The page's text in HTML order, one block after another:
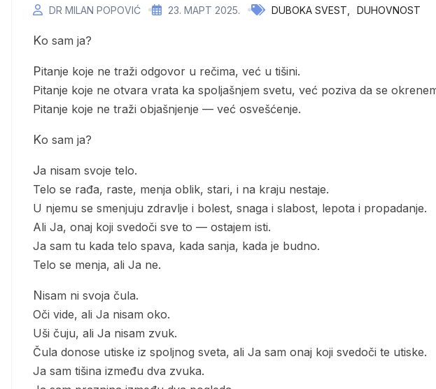
DR MILAN POPOVIĆ 23. МАРТ 2025. DUBOKA SVEST DUHOVNOST
Ko sam ja?
Pitanje koje ne traži odgovor u rečima, već u tišini.
Pitanje koje ne otvara vrata ka spoljašnjem svetu, već poziva da se
Pitanje koje ne traži objašnjenje — već osvešćenje.
Ko sam ja?
Ja nisam svoje telo.
Telo se rađa, raste, menja oblik, stari, i na kraju nestaje.
U njemu se smenjuju zdravlje i bolest, snaga i slabost, lepota i propadanje.
Ali Ja, onaj koji svedoči sve to — ostajem isti.
Ja sam tu kada telo spava, kada sanja, kada je budno.
Telo se menja, ali Ja ne.
Nisam ni svoja čula.
Oči vide, ali Ja nisam oko.
Uši čuju, ali Ja nisam zvuk.
Čula donose utiske iz spoljnog sveta, ali Ja sam onaj koji svedoči te utiske.
Ja sam tišina između dva zvuka.